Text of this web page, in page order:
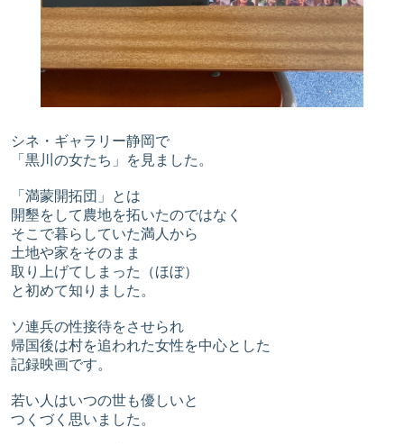
シネ・ギャラリー静岡で
「黒川の女たち」を見ました。
「満蒙開拓団」とは
開墾をして農地を拓いたのではなく
そこで暮らしていた満人から
土地や家をそのまま
取り上げてしまった（ほぼ）
と初めて知りました。
ソ連兵の性接待をさせられ
帰国後は村を追われた女性を中心とした
記録映画です。
若い人はいつの世も優しいと
つくづく思いました。